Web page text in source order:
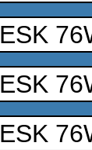
ESK
ESK
ESK